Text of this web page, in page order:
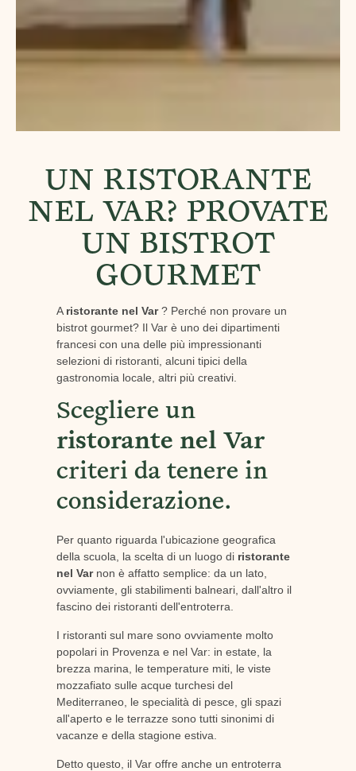
UN RISTORANTE
NEL VAR? PROVATE
UN BISTROT
GOURMET
A ristorante nel Var? Perché non provare un
bistrot gourmet? Il Var è uno dei dipartimenti
francesi con una delle più impressionanti
selezioni di ristoranti, alcuni tipici della
gastronomia locale, altri più creativi.
Scegliere un
ristorante nel Var
criteri da tenere in
considerazione.
Per quanto riguarda l'ubicazione geografica
della scuola, la scelta di un luogo di ristorante
nel Varnon è affatto semplice: da un lato,
ovviamente, gli stabilimenti balneari, dall'altro il
fascino dei ristoranti dell'entroterra.
I ristoranti sul mare sono ovviamente molto
popolari in Provenza e nel Var: in estate, la
brezza marina, le temperature miti, le viste
mozzafiato sulle acque turchesi del
Mediterraneo, le specialità di pesce, gli spazi
all'aperto e le terrazze sono tutti sinonimi di
vacanze e della stagione estiva.
Detto questo, il Var offre anche un entroterra